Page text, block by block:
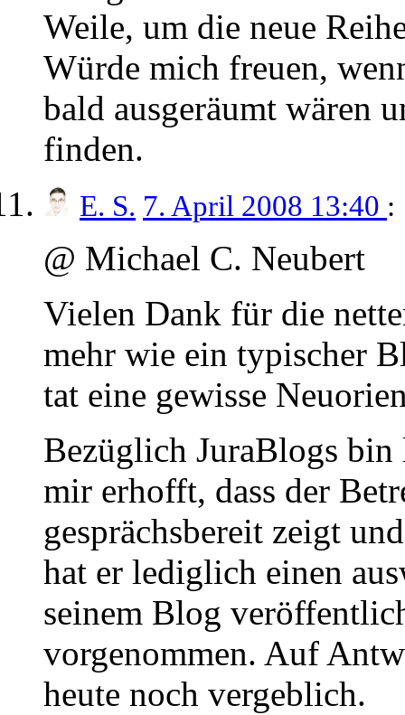
Weile, um die neue
Würde mich freuen,
bald ausgeräumt wären
finden.
E. S. 7. April 2008 13:40 :
@ Michael C. Neubert
Vielen Dank für die
mehr wie ein typischer
tat eine gewisse
Bezüglich JuraBlogs bin
mir erhofft, dass der
gesprächsbereit zeigt
hat er lediglich einen
seinem Blog
vorgenommen. Auf
heute noch vergeblich.